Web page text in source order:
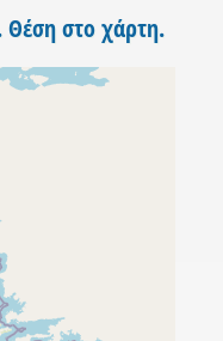
Θέση στο χάρτη.